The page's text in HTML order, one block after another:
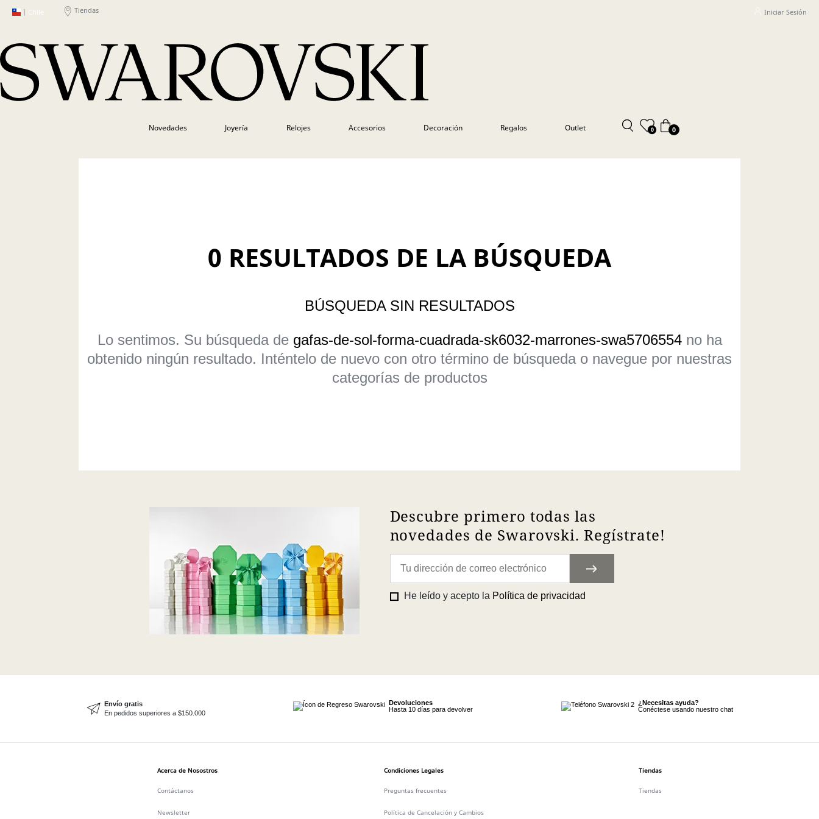
| Chile Tiendas Iniciar Sesión
Novedades Joyería Relojes Accesorios Decoración Regalos Outlet 0 0
0 RESULTADOS DE LA BÚSQUEDA
BÚSQUEDA SIN RESULTADOS
Lo sentimos. Su búsqueda de gafas-de-sol-forma-cuadrada-sk6032-marrones-swa5706554no ha
obtenido ningún resultado. Inténtelo de nuevo con otro término de búsqueda o navegue por nuestras
categorías de productos
Descubre primero todas las
novedades de Swarovski. Regístrate!
He leído y acepto la Política de privacidad
Envío gratis
En pedidos superiores a $150.000
Devoluciones
Hasta 10 días para devolver
¿Necesitas ayuda?
Conéctese usando nuestro chat
Acerca de Nosostros
Contáctanos
Newsletter
Condiciones Legales
Preguntas frecuentes
Política de Cancelación y Cambios
Tiendas
Tiendas